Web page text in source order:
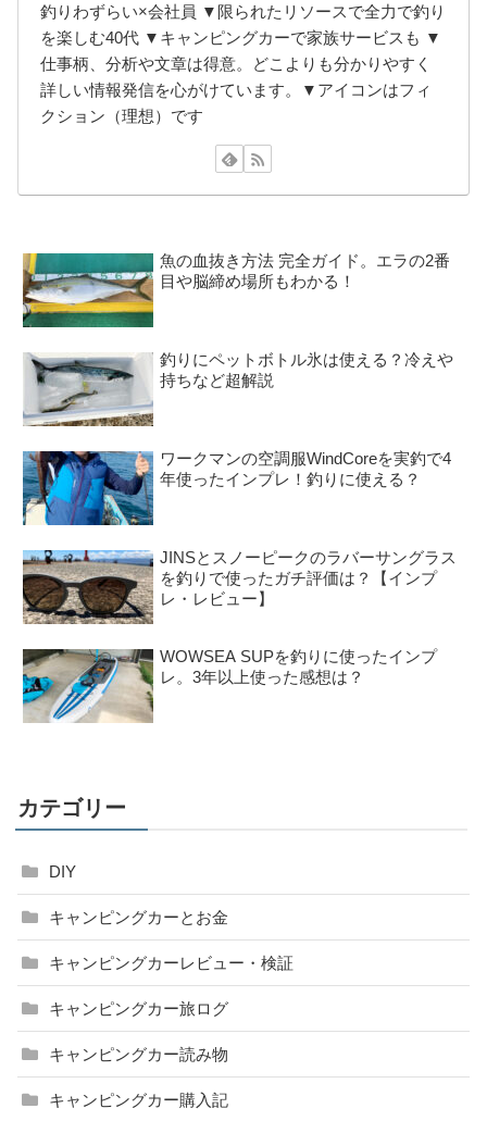
釣りわずらい×会社員 ▼限られたリソースで全力で釣り
を楽しむ40代 ▼キャンピングカーで家族サービスも ▼
仕事柄、分析や文章は得意。どこよりも分かりやすく
詳しい情報発信を心がけています。▼アイコンはフィ
クション（理想）です
魚の血抜き方法 完全ガイド。エラの2番
目や脳締め場所もわかる！
釣りにペットボトル氷は使える？冷えや
持ちなど超解説
ワークマンの空調服WindCoreを実釣で4
年使ったインプレ！釣りに使える？
JINSとスノーピークのラバーサングラス
を釣りで使ったガチ評価は？【インプ
レ・レビュー】
WOWSEA SUPを釣りに使ったインプ
レ。3年以上使った感想は？
カテゴリー
DIY
キャンピングカーとお金
キャンピングカーレビュー・検証
キャンピングカー旅ログ
キャンピングカー読み物
キャンピングカー購入記